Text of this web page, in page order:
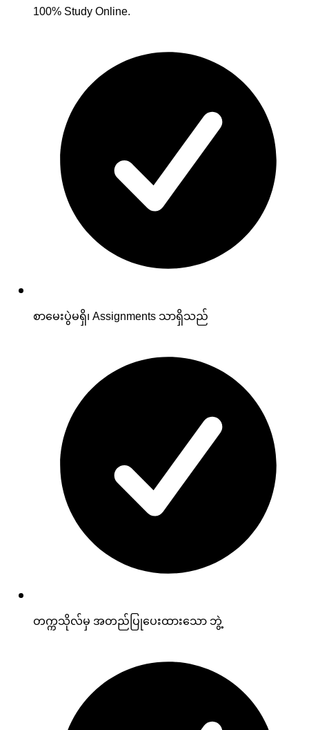
100% Study Online.
စာမေးပွဲမရှိ၊ Assignments သာရှိသည်
တက္ကသိုလ်မှ အတည်ပြုပေးထားသော ဘွဲ့